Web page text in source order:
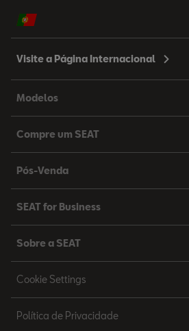
Visite a Página Internacional
Modelos
Compre um SEAT
Pós-Venda
SEAT for Business
Sobre a SEAT
Cookie Settings
Política de Privacidade